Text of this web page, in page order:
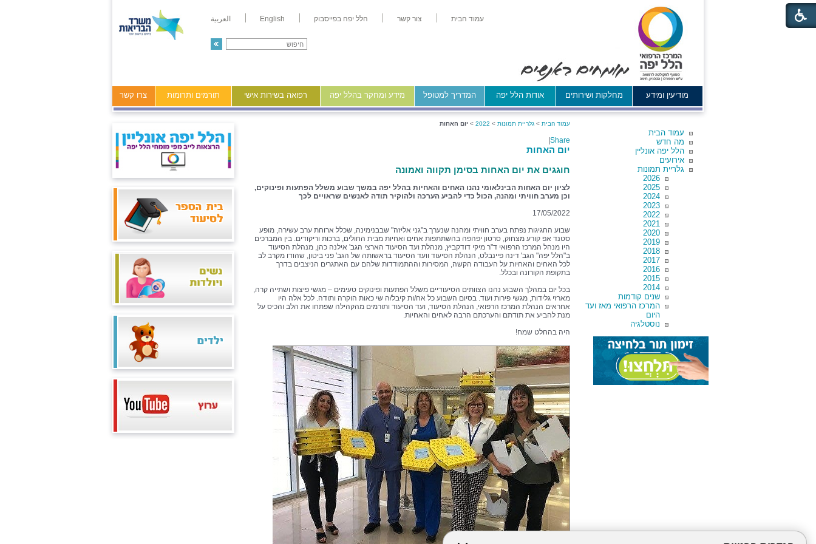
עמוד הבית צור קשר הלל יפה בפייסבוק English العربية
מודיעין ומידע מחלקות ושירותים אודות הלל יפה המדריך למטופל מידע ומחקר בהלל יפה רפואה בשירות אישי תורמים ותרומות צרו קשר
עמוד הבית
מה חדש
הלל יפה אונליין
אירועים
גלריית תמונות
2026
2025
2024
2023
2022
2021
2020
2019
2018
2017
2016
2015
2014
שנים קודמות
המרכז הרפואי מאז ועד
היום
נוסטלגיה
עמוד הבית > גלריית תמונות >
2022
> יום האחות
Share
יום האחות
חוגגים את יום האחות בסימן תקווה ואמונה
לציון יום האחות הבינלאומי נהנו האחים והאחיות בהלל יפה במשך שבוע משלל הפתעות ופינוקים,
וכן מערב חוויתי ומהנה, הכול כדי להביע הערכה ולהוקיר תודה לאנשים שראויים לכך
17/05/2022
שבוע החגיגות נפתח בערב חוויתי ומהנה שנערך ב"גני אליזה" שבבנימינה, שכלל ארוחת ערב עשירה, מופע
סטנד אפ קורע מצחוק, סרטון יפהפה בהשתתפות אחים ואחיות מבית החולים, ברכות וריקודים. בין המברכים
היו מנהל המרכז הרפואי ד"ר מיקי דודקביץ, מנהלת ועד הסיעוד הארצי הגב' אילנה כהן, מנהלת הסיעוד
ב"הלל יפה" הגב' דינה פיינבלט, הנהלת הסיעוד וועד הסיעוד בראשותה של הגב' פני ביטון, שהודו מקרב לב
לכל האחים והאחיות על העבודה הקשה, המסירות וההתמודדות שלהם עם האתגרים הניצבים בדרך
בתקופת הקורונה ובכלל.
בכל יום במהלך השבוע נהנו הצוותים הסיעודיים משלל הפתעות ופינוקים טעימים – מגשי פיצות ושתייה קרה,
מארזי גלידות, מגשי פירות ועוד. בסיום השבוע כל אח/ות קיבל/ה שי כאות הוקרה ותודה. לכל אלה היו
אחראים הנהלת המרכז הרפואי, הנהלת הסיעוד, ועד הסיעוד ותורמים מהקהילה שפתחו את הלב והכיס על
מנת להביע את תודתם והערכתם הרבה לאחים והאחיות.
היה בהחלט שמח!